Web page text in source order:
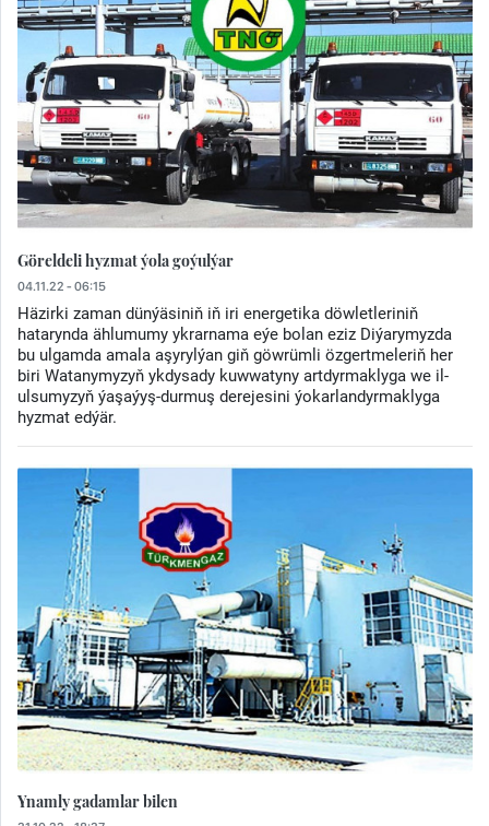
Göreldeli hyzmat ýola goýulýar
04.11.22 - 06:15
Häzirki zaman dünýäsiniň iň iri energetika döwletleriniň
hatarynda ählumumy ykrarnama eýe bolan eziz Diýarymyzda
bu ulgamda amala aşyrylýan giň göwrümli özgertmeleriň her
biri Watanymyzyň ykdysady kuwwatyny artdyrmaklyga we il-
ulsumyzyň ýaşaýyş-durmuş derejesini ýokarlandyrmaklyga
hyzmat edýär.
Ynamly gadamlar bilen